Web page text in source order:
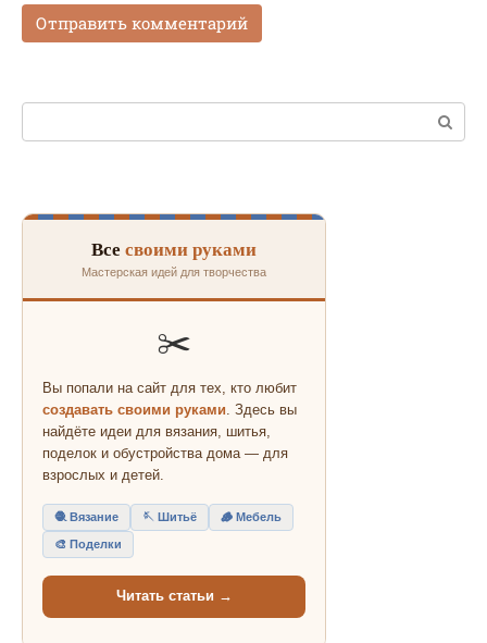
Поиск:
Все своими руками
Мастерская идей для творчества
✂️
Вы попали на сайт для тех, кто любит
создавать своими руками. Здесь вы
найдёте идеи для вязания, шитья,
поделок и обустройства дома — для
взрослых и детей.
🧶 Вязание 🪡 Шитьё 🪵 Мебель
🎨 Поделки
Читать статьи →